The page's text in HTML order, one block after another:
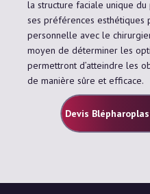
la structure faciale unique
ses préférences esthétiques
personnelle avec le
moyen de déterminer les
permettront d’atteindre les
de manière sûre et efficace.
Devis